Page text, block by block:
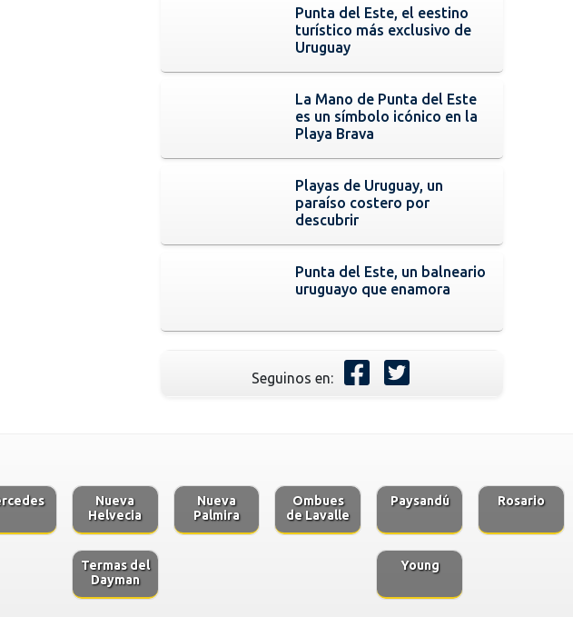
Punta del Este, el eestino
turístico más exclusivo de
Uruguay
La Mano de Punta del Este
es un símbolo icónico en la
Playa Brava
Playas de Uruguay, un
paraíso costero por
descubrir
Punta del Este, un balneario
uruguayo que enamora
Seguinos en:
Nueva
Helvecia
Nueva
Palmira
Ombues
de Lavalle
Paysandú Rosario
Termas del
Dayman
Young